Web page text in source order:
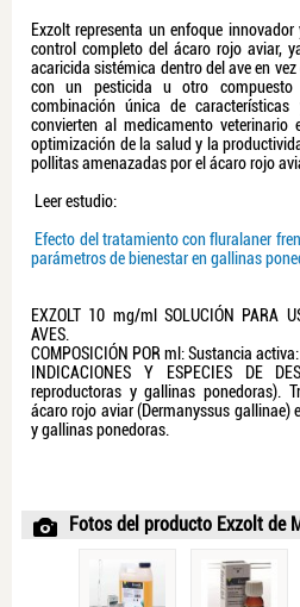
Exzolt representa un enfoque
control completo del ácaro rojo aviar,
acaricida sistémica dentro del ave en
con un pesticida u otro
combinación única de
convierten al medicamento
optimización de la salud y la
pollitas amenazadas por el ácaro rojo
Leer estudio:
Efecto del tratamiento con fluralaner
parámetros de bienestar en gallinas
EXZOLT 10 mg/ml SOLUCIÓN PARA
AVES.
COMPOSICIÓN POR ml: Sustancia
INDICACIONES Y ESPECIES DE
reproductoras y gallinas ponedoras).
ácaro rojo aviar (Dermanyssus gallinae)
y gallinas ponedoras.
Fotos del producto Exzolt de